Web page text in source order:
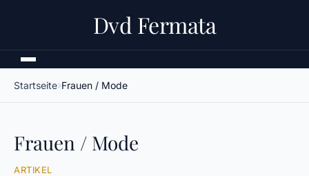
Dvd Fermata
Startseite Frauen / Mode
Frauen / Mode
ARTIKEL